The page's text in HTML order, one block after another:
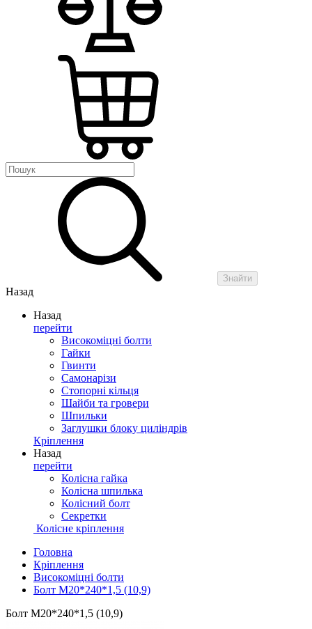
Знайти
Назад
Назад
перейти
Високоміцні болти
Гайки
Гвинти
Самонарізи
Стопорні кільця
Шайби та гровери
Шпильки
Заглушки блоку циліндрів
Кріплення
Назад
перейти
Колісна гайка
Колісна шпилька
Колісний болт
Секретки
Колісне кріплення
Головна
Кріплення
Високоміцні болти
Болт М20*240*1,5 (10,9)
Болт М20*240*1,5 (10,9)